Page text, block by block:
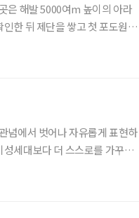
은 해발 5000여m 높이의 아라
한 뒤 제단을 쌓고 첫 포도원을
념에서 벗어나 자유롭게 표현하
세대보다 더 스스로를 가꾸고